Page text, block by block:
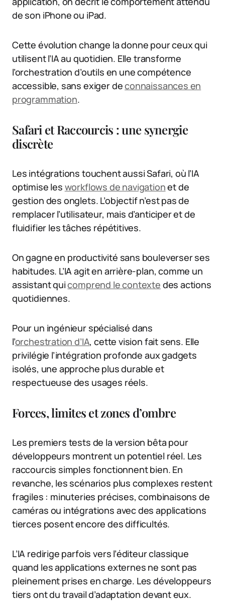
de son iPhone ou iPad.
Cette évolution change la donne pour ceux qui
utilisent l’IA au quotidien. Elle transforme
l’orchestration d’outils en une compétence
accessible, sans exiger deconnaissances en
programmation.
Safari et Raccourcis : une synergie
discrète
Les intégrations touchent aussi Safari, où l’IA
optimise les workflows de navigationet de
gestion des onglets. L’objectif n’est pas de
remplacer l’utilisateur, mais d’anticiper et de
fluidifier les tâches répétitives.
On gagne en productivité sans bouleverser ses
habitudes. L’IA agit en arrière-plan, comme un
assistant quicomprend le contexte des actions
quotidiennes.
Pour un ingénieur spécialisé dans
l’orchestration d’IA, cette vision fait sens. Elle
privilégie l’intégration profonde aux gadgets
isolés, une approche plus durable et
respectueuse des usages réels.
Forces, limites et zones d’ombre
Les premiers tests de la version bêta pour
développeurs montrent un potentiel réel. Les
raccourcis simples fonctionnent bien. En
revanche, les scénarios plus complexes restent
fragiles : minuteries précises, combinaisons de
caméras ou intégrations avec des applications
tierces posent encore des difficultés.
L’IA redirige parfois vers l’éditeur classique
quand les applications externes ne sont pas
pleinement prises en charge. Les développeurs
tiers ont du travail d’adaptation devant eux.